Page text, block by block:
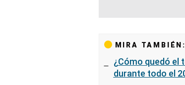
MIRA TAMBIÉN:
¿Cómo quedó el
durante todo el